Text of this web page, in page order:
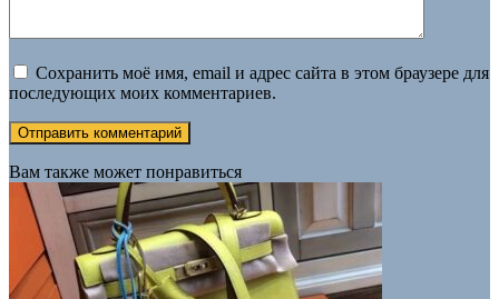
Сохранить моё имя, email и адрес сайта в этом браузере для
последующих моих комментариев.
Вам также может понравиться